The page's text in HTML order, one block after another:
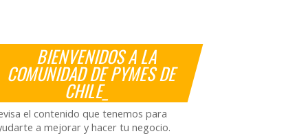
BIENVENIDOS A LA
COMUNIDAD DE PYMES DE
CHILE_
el contenido que tenemos para
a mejorar y hacer tu negocio.